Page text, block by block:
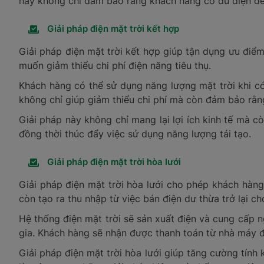
Giải pháp điện mặt trời kết hợp
Giải pháp điện mặt trời kết hợp giúp tận dụng ưu
muốn giảm thiểu chi phí điện năng tiêu thụ.
Khách hàng có thể sử dụng năng lượng mặt trời khi
không chỉ giúp giảm thiểu chi phí mà còn đảm bảo
Giải pháp này không chỉ mang lại lợi ích kinh tế mà
đồng thời thúc đẩy việc sử dụng năng lượng tái tạo.
Giải pháp điện mặt trời hòa lưới
Giải pháp điện mặt trời hòa lưới cho phép khách
còn tạo ra thu nhập từ việc bán điện dư thừa trở lại
Hệ thống điện mặt trời sẽ sản xuất điện và cung cấp
gia. Khách hàng sẽ nhận được thanh toán từ nhà máy
Giải pháp điện mặt trời hòa lưới giúp tăng cường